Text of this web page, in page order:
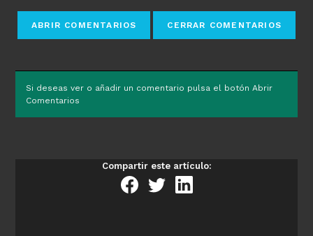
Si deseas ver o añadir un comentario pulsa el botón Abrir
Comentarios
Compartir este artículo: